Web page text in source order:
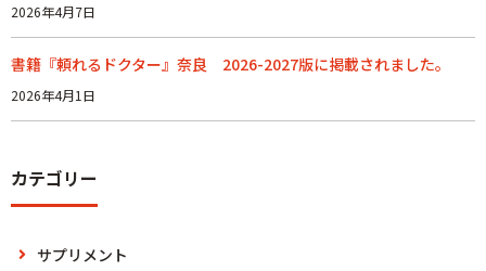
2026年4月7日
書籍『頼れるドクター』奈良 2026-2027版に掲載されました。
2026年4月1日
カテゴリー
サプリメント